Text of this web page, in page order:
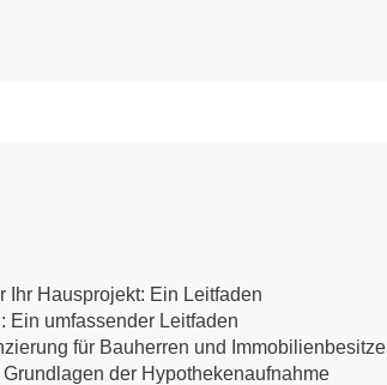
Ihr Hausprojekt: Ein Leitfaden
Ein umfassender Leitfaden
für Bauherren und
der Hypothekenaufnahme